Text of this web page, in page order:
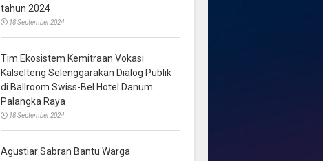
tahun 2024
18 September 2024
Tim Ekosistem Kemitraan Vokasi
Kalselteng Selenggarakan Dialog Publik
di Ballroom Swiss-Bel Hotel Danum
Palangka Raya
18 September 2024
Agustiar Sabran Bantu Warga